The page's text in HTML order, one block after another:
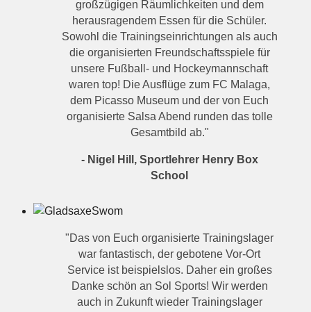
großzügigen Räumlichkeiten und dem
herausragendem Essen für die Schüler.
Sowohl die Trainingseinrichtungen als auch
die organisierten Freundschaftsspiele für
unsere Fußball- und Hockeymannschaft
waren top! Die Ausflüge zum FC Malaga,
dem Picasso Museum und der von Euch
organisierte Salsa Abend runden das tolle
Gesamtbild ab."
- Nigel Hill, Sportlehrer Henry Box
School
"Das von Euch organisierte Trainingslager
war fantastisch, der gebotene Vor-Ort
Service ist beispielslos. Daher ein großes
Danke schön an Sol Sports! Wir werden
auch in Zukunft wieder Trainingslager